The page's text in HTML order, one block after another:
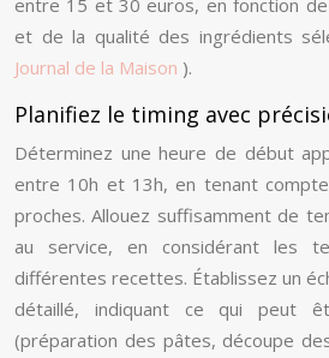
entre 15 et 30 euros, en fonction
et de la qualité des ingrédients
Journal de la Maison ).
Planifiez le timing avec
Déterminez une heure de début
entre 10h et 13h, en tenant
proches. Allouez suffisamment de
au service, en considérant les
différentes recettes. Établissez un
détaillé, indiquant ce qui peut
(préparation des pâtes, découpe